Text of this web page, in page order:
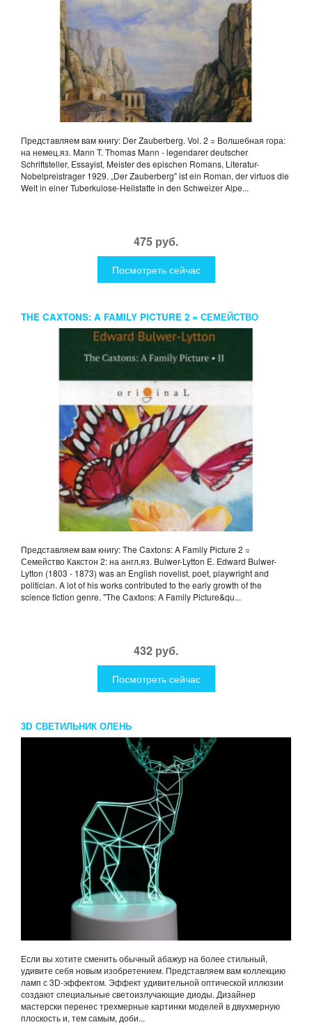
Представляем вам книгу: Der Zauberberg. Vol. 2 = Волшебная гора:
на немец.яз. Mann T. Thomas Mann - legendarer deutscher
Schriftsteller, Essayist, Meister des epischen Romans, Literatur-
Nobelpreistrager 1929. „Der Zauberberg" ist ein Roman, der virtuos die
Welt in einer Tuberkulose-Heilstatte in den Schweizer Alpe...
475 руб.
Посмотреть сейчас
THE CAXTONS: A FAMILY PICTURE 2 = СЕМЕЙСТВО
КАКСТОН 2: НА АНГЛ.ЯЗ. BULWER-LYTTON E.
Представляем вам книгу: The Caxtons: A Family Picture 2 =
Семейство Какстон 2: на англ.яз. Bulwer-Lytton E. Edward Bulwer-
Lytton (1803 - 1873) was an English novelist, poet, playwright and
politician. A lot of his works contributed to the early growth of the
science fiction genre. "The Caxtons: A Family Picture&qu...
432 руб.
Посмотреть сейчас
3D СВЕТИЛЬНИК ОЛЕНЬ
Если вы хотите сменить обычный абажур на более стильный,
удивите себя новым изобретением. Представляем вам коллекцию
ламп с 3D-эффектом. Эффект удивительной оптической иллюзии
создают специальные светоизлучающие диоды. Дизайнер
мастерски перенес трехмерные картинки моделей в двухмерную
плоскость и, тем самым, доби...